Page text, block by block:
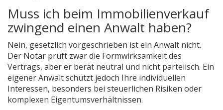
Muss ich beim Immobilienverkauf
zwingend einen Anwalt haben?
Nein, gesetzlich vorgeschrieben ist ein Anwalt nicht.
Der Notar prüft zwar die Formwirksamkeit des
Vertrags, aber er berät neutral und nicht parteiisch. Ein
eigener Anwalt schützt jedoch Ihre individuellen
Interessen, besonders bei steuerlichen Risiken oder
komplexen Eigentumsverhältnissen.